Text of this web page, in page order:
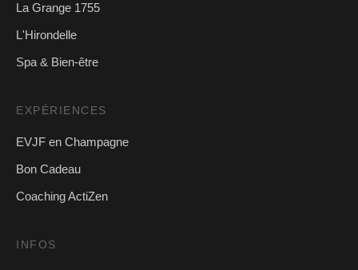
La Grange 1755
L'Hirondelle
Spa & Bien-être
EXPÉRIENCES
EVJF en Champagne
Bon Cadeau
Coaching ActiZen
INFOS